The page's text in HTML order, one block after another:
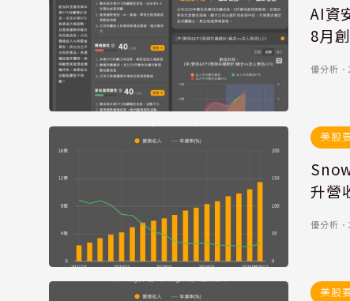
AI資
8月
優分析 ．
美股
升營
優分析 ．
美股